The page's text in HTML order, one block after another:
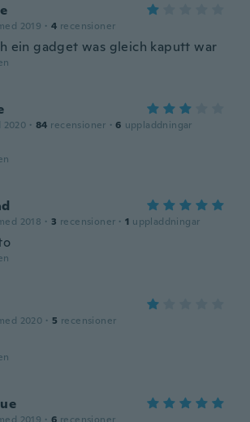
2019 · 4 recensioner
ein gadget was gleich kaputt war
2020 · 84 recensioner · 6 uppladdningar
2018 · 3 recensioner · 1 uppladdningar
2020 · 5 recensioner